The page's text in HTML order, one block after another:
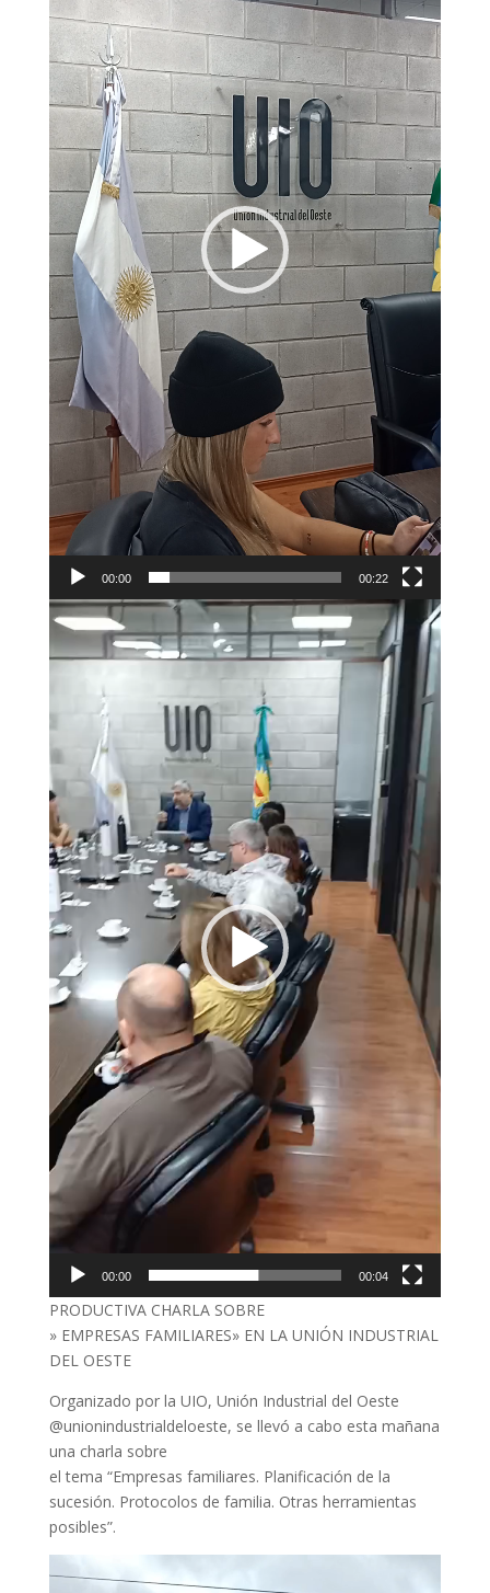
00:00 00:22
Reproductor
vídeo
00:00 00:04
PRODUCTIVA CHARLA SOBRE
» EMPRESAS FAMILIARES» EN LA UNIÓN INDUSTRIAL
DEL OESTE
Organizado por la UIO, Unión Industrial del Oeste
@unionindustrialdeloeste, se llevó a cabo esta mañana
una charla sobre
el tema “Empresas familiares. Planificación de la
sucesión. Protocolos de familia. Otras herramientas
posibles”.
Reproductor